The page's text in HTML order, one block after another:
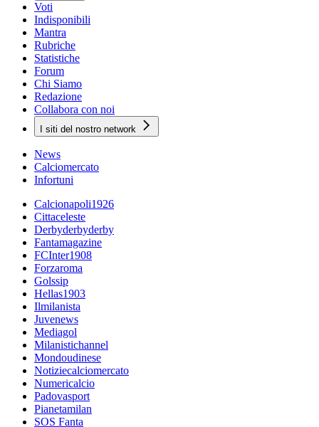
Voti
Indisponibili
Mantra
Rubriche
Statistiche
Forum
Chi Siamo
Redazione
Collabora con noi
I siti del nostro network
News
Calciomercato
Infortuni
Calcionapoli1926
Cittaceleste
Derbyderbyderby
Fantamagazine
FCInter1908
Forzaroma
Golssip
Hellas1903
Ilmilanista
Juvenews
Mediagol
Milanistichannel
Mondoudinese
Notiziecalciomercato
Numericalcio
Padovasport
Pianetamilan
SOS Fanta